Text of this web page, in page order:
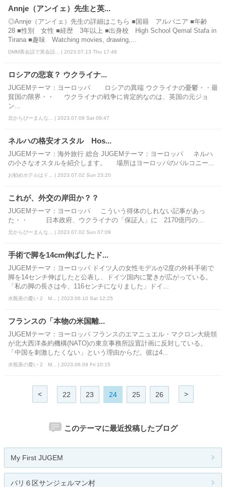
Annje（アンイェ）先生と英...
◎Annje（アンイェ）先生の詳細はこちら ■国籍 アルバニア ■年齢
28 ■性別 女性 ■経歴 3年以上 ■出身校 High School Qemal Stafa in
Tirana ■趣味 Watching movies, drawing,...
DMM英会話で英会話... | 2023.07.13 Thu 17:48
ロシアの悲哀？ ウクライナ...
JUGEMテーマ：ヨーロッパ ロシアの異端 ウクライナの憂鬱・・最
貧国の限界・・ ウクライナの戦争に肯定的なのは、英国の元ジョ
ン...
北からぴーまんな... | 2023.07.08 Sat 09:47
ネルハの格安オスタル Hos...
JUGEMテーマ：海外旅行 総合 JUGEMテーマ：ヨーロッパ ネルハ
の小さなオスタルを紹介します。 場所はヨーロッパのバルコニー...
お勧めホテルはド... | 2023.07.02 Sun 23:20
これが、外交の岸田か？？
JUGEMテーマ：ヨーロッパ こういう得体のしれない記事があっ
た・・ 日本政府、ウクライナの「保証人」に 2170億円の...
北からぴーまんな... | 2023.07.02 Sun 07:09
手術で脚を14cm伸ばしたド...
JUGEMテーマ：ヨーロッパ ドイツ人の女性モデルが2度の外科手術で
脚を14センチ伸ばしたと公表し、ドイツ国内に驚きが広がっている。
「私の脚の長さは今、116センチになりました」ドイ...
水瓶座の憂い 2 M... | 2023.06.10 Sat 12:25
フランスの「本物の米国離...
JUGEMテーマ：ヨーロッパ フランスのエマニュエル・マクロン大統領
が北大西洋条約機構(NATO)の東京事務所設置計画に反対している。
「中国を刺激したくない」という理由からだ。彼は4...
水瓶座の憂い 2 M... | 2023.06.09 Fri 10:15
< 22 23 24 25 26 >
このテーマに最近投稿したブログ
My First JUGEM
パリ６区サンジェルマン村